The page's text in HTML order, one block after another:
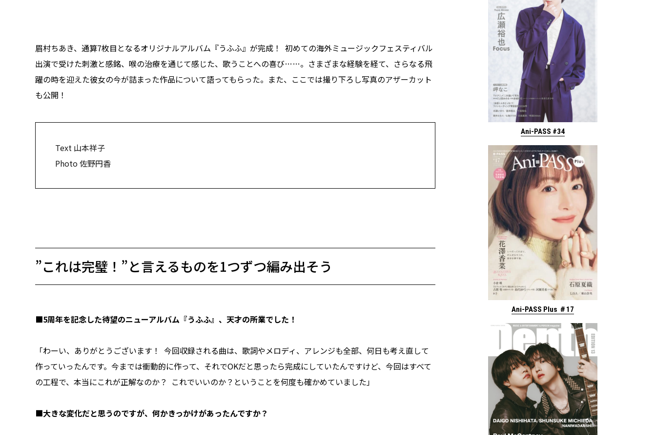
眉村ちあき、通算7枚目となるオリジナルアルバム『うふふ』が完成！ 初めての海外ミュージックフェスティバル
出演で受けた刺激と感銘、喉の治療を通じて感じた、歌うことへの喜び……。さまざまな経験を経て、さらなる飛
躍の時を迎えた彼女の今が詰まった作品について語ってもらった。また、ここでは撮り下ろし写真のアザーカット
も公開！
Text 山本祥子
Photo 佐野円香
”これは完璧！”と言えるものを1つずつ編み出そう
■5周年を記念した待望のニューアルバム『うふふ』、天才の所業でした！
「わーい、ありがとうございます！ 今回収録される曲は、歌詞やメロディ、アレンジも全部、何日も考え直して
作っていったんです。今までは衝動的に作って、それでOKだと思ったら完成にしていたんですけど、今回はすべて
の工程で、本当にこれが正解なのか？ これでいいのか？ということを何度も確かめていました」
■大きな変化だと思うのですが、何かきっかけがあったんですか？
Ani-PASS #34
Ani-PASS Plus ＃17